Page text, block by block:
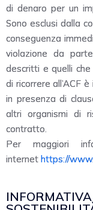
di denaro per un
Sono esclusi dalla
conseguenza
violazione da
descritti e quelli
di ricorrere all’ACF
in presenza di
altri organismi di
contratto.
Per maggiori
internet https://